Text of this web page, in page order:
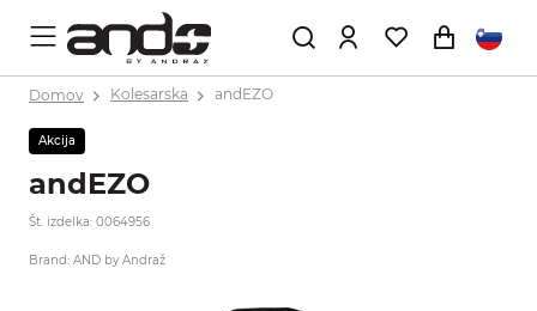
Domov Kolesarska andEZO
Akcija
andEZO
Št. izdelka: 0064956
Brand: AND by Andraž